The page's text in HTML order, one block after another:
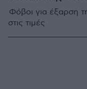
Φόβοι για έξαρση
στις τιμές